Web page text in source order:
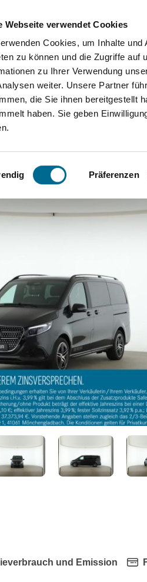
Webseite verwendet Cookies
Cookies, um Inhalte
zu können und die Zugriffe auf
zu Ihrer Verwendung
weiter. Unsere Partner
die Sie ihnen bereitgestellt
haben. Sie geben
Präferenzen
und Emission